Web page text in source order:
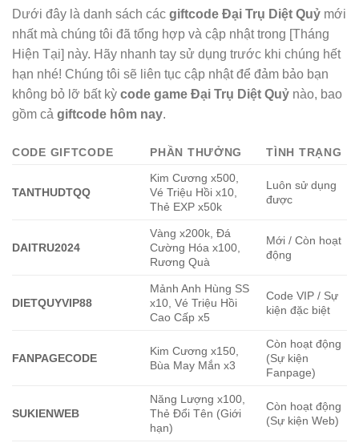
Dưới đây là danh sách các giftcode Đại Trụ Diệt Quỷ mới
nhất mà chúng tôi đã tổng hợp và cập nhật trong [Tháng
Hiện Tại] này. Hãy nhanh tay sử dụng trước khi chúng hết
hạn nhé! Chúng tôi sẽ liên tục cập nhật để đảm bảo bạn
không bỏ lỡ bất kỳ code game Đại Trụ Diệt Quỷ nào, bao
gồm cả giftcode hôm nay.
CODE GIFTCODE PHẦN THƯỞNG TÌNH TRẠNG
TANTHUDTQQ
Kim Cương x500,
Vé Triệu Hồi x10,
Thẻ EXP x50k
Luôn sử dụng
được
DAITRU2024
Vàng x200k, Đá
Cường Hóa x100,
Rương Quà
Mới / Còn hoạt
động
DIETQUYVIP88
Mảnh Anh Hùng SS
x10, Vé Triệu Hồi
Cao Cấp x5
Code VIP / Sự
kiện đặc biệt
FANPAGECODE
Kim Cương x150,
Bùa May Mắn x3
Còn hoạt động
(Sự kiện
Fanpage)
SUKIENWEB
Năng Lượng x100,
Thẻ Đổi Tên (Giới
hạn)
Còn hoạt động
(Sự kiện Web)